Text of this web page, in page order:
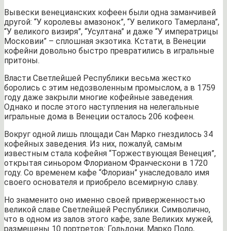
Вывески венецианских кофеен были одна заманчивей
другой: “У королевы амазонок”, “У великого Тамерлана”,
“У великого визиря”, “Усултана” и даже “У императрицы
Московии” – сплошная экзотика. Кстати, в Венеции
кофейни довольно быстро превратились в игральные
притоны.
Власти Светлейшей Республики весьма жестко
боролись с этим недозволенным промыслом, а в 1759
году даже закрыли многие кофейные заведения.
Однако и после этого наступления на нелегальные
игральные дома в Венеции осталось 206 кофеен.
Вокруг одной лишь площади Сан Марко гнездилось 34
кофейных заведения. Из них, пожалуй, самым
известным стала кофейня “Торжествующая Венеция”,
открытая синьором Флорианом Франческони в 1720
году. Со временем кафе “Флориан” унаследовало имя
своего основателя и приобрело всемирную славу.
Но знаменито оно именно своей приверженностью
великой славе Светлейшей Республики. Символично,
что в одном из залов этого кафе, зале Великих мужей,
размещены 10 портретов: Гольдони, Марко Поло,